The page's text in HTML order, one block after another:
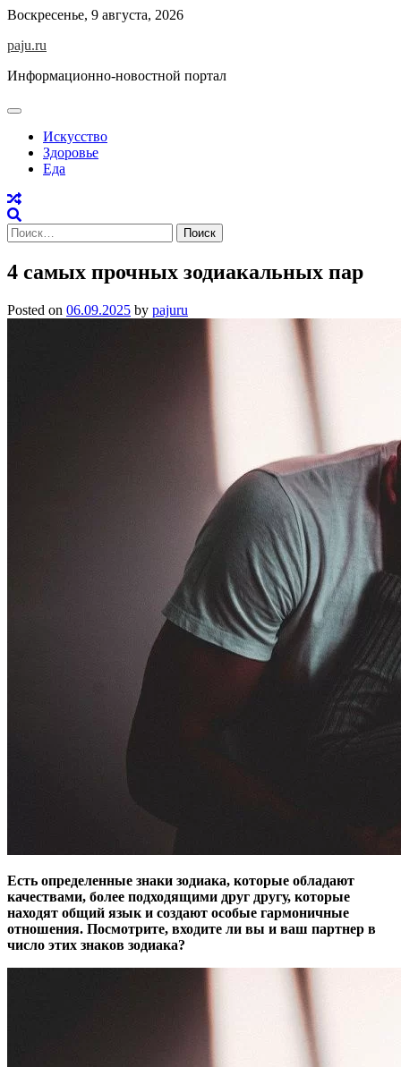
Skip
content
Воскресенье, 9 августа, 2026
paju.ru
Информационно-новостной портал
Искусство
Здоровье
Еда
Найти:
4 самых прочных зодиакальных пар
Posted on 06.09.2025 by pajuru
Есть определенные знаки зодиака, которые обладают
качествами, более подходящими друг другу, которые
находят общий язык и создают особые гармоничные
отношения. Посмотрите, входите ли вы и ваш партнер в
число этих знаков зодиака?